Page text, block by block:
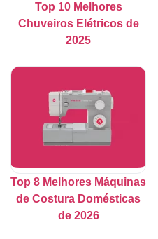
Top 10 Melhores
Chuveiros Elétricos de
2025
Top 8 Melhores Máquinas
de Costura Domésticas
de 2026